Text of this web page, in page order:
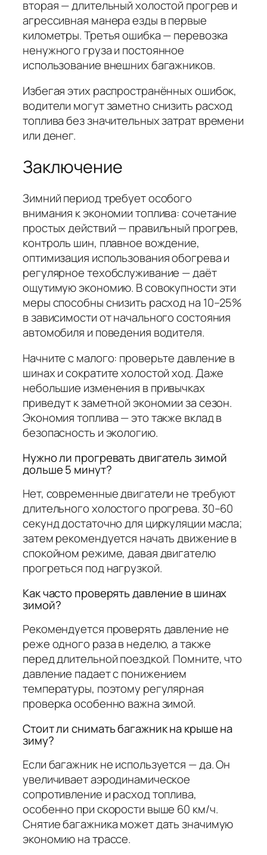
вторая — длительный холостой прогрев и
агрессивная манера езды в первые
километры. Третья ошибка — перевозка
ненужного груза и постоянное
использование внешних багажников.
Избегая этих распространённых ошибок,
водители могут заметно снизить расход
топлива без значительных затрат времени
или денег.
Заключение
Зимний период требует особого
внимания к экономии топлива: сочетание
простых действий — правильный прогрев,
контроль шин, плавное вождение,
оптимизация использования обогрева и
регулярное техобслуживание — даёт
ощутимую экономию. В совокупности эти
меры способны снизить расход на 10–25%
в зависимости от начального состояния
автомобиля и поведения водителя.
Начните с малого: проверьте давление в
шинах и сократите холостой ход. Даже
небольшие изменения в привычках
приведут к заметной экономии за сезон.
Экономия топлива — это также вклад в
безопасность и экологию.
Нужно ли прогревать двигатель зимой
дольше 5 минут?
Нет, современные двигатели не требуют
длительного холостого прогрева. 30–60
секунд достаточно для циркуляции масла;
затем рекомендуется начать движение в
спокойном режиме, давая двигателю
прогреться под нагрузкой.
Как часто проверять давление в шинах
зимой?
Рекомендуется проверять давление не
реже одного раза в неделю, а также
перед длительной поездкой. Помните, что
давление падает с понижением
температуры, поэтому регулярная
проверка особенно важна зимой.
Стоит ли снимать багажник на крыше на
зиму?
Если багажник не используется — да. Он
увеличивает аэродинамическое
сопротивление и расход топлива,
особенно при скорости выше 60 км/ч.
Снятие багажника может дать значимую
экономию на трассе.